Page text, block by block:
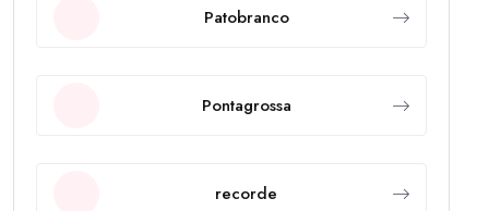
Patobranco
Pontagrossa
recorde